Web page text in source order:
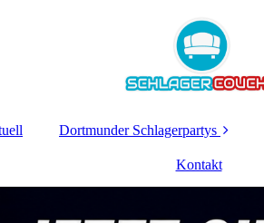
Dortmunder Schlagerpartys
Kontakt